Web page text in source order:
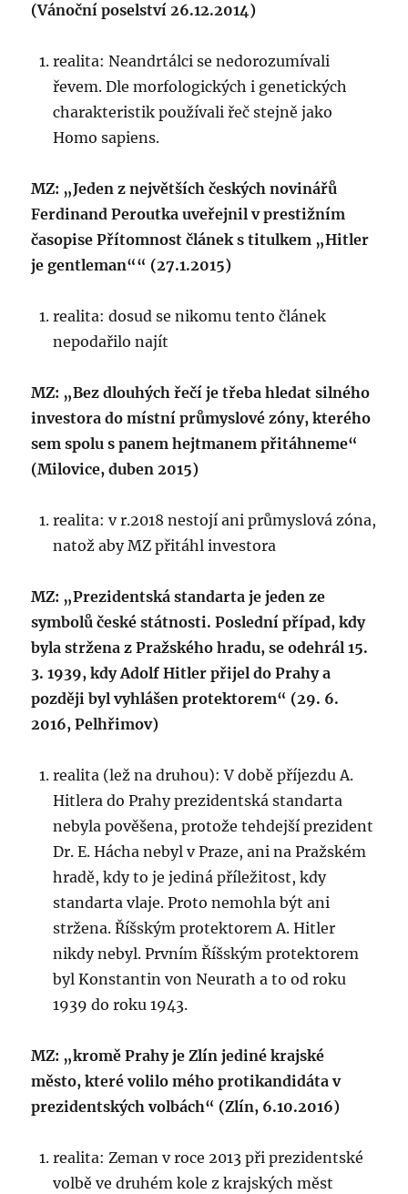
(Vánoční poselství 26.12.2014)
realita: Neandrtálci se nedorozumívali
řevem. Dle morfologických i genetických
charakteristik používali řeč stejně jako
Homo sapiens.
MZ: „Jeden z největších českých novinářů
Ferdinand Peroutka uveřejnil v prestižním
časopise Přítomnost článek s titulkem „Hitler
je gentleman““ (27.1.2015)
realita: dosud se nikomu tento článek
nepodařilo najít
MZ: „Bez dlouhých řečí je třeba hledat silného
investora do místní průmyslové zóny, kterého
sem spolu s panem hejtmanem přitáhneme“
(Milovice, duben 2015)
realita: v r.2018 nestojí ani průmyslová zóna,
natož aby MZ přitáhl investora
MZ: „Prezidentská standarta je jeden ze
symbolů české státnosti. Poslední případ, kdy
byla stržena z Pražského hradu, se odehrál 15.
3. 1939, kdy Adolf Hitler přijel do Prahy a
později byl vyhlášen protektorem“ (29. 6.
2016, Pelhřimov)
realita (lež na druhou): V době příjezdu A.
Hitlera do Prahy prezidentská standarta
nebyla pověšena, protože tehdejší prezident
Dr. E. Hácha nebyl v Praze, ani na Pražském
hradě, kdy to je jediná příležitost, kdy
standarta vlaje. Proto nemohla být ani
stržena. Říšským protektorem A. Hitler
nikdy nebyl. Prvním Říšským protektorem
byl Konstantin von Neurath a to od roku
1939 do roku 1943.
MZ: „kromě Prahy je Zlín jediné krajské
město, které volilo mého protikandidáta v
prezidentských volbách“ (Zlín, 6.10.2016)
realita: Zeman v roce 2013 při prezidentské
volbě ve druhém kole z krajských měst